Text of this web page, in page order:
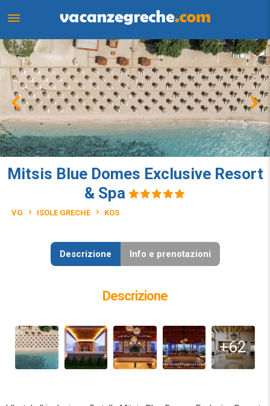
Mitsis Blue Domes Exclusive Resort
& Spa
VG ISOLE GRECHE KOS
Descrizione Info e prenotazioni
Descrizione
+62